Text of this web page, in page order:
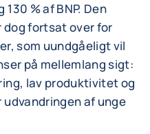
% af BNP. Den
fortsat over for
som uundgåeligt vil
på mellemlang sigt:
lav produktivitet og
af unge